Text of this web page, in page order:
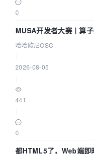
0
MUSA开发者大赛丨算
哈哈欧尼OSC
2026-08-05
441
0
都HTML5了，Web端即